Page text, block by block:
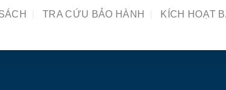
TRA CỨU BẢO HÀNH KÍCH HOẠT